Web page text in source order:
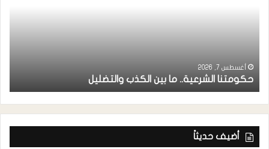
أغسطس 7, 2026
حكومتنا الشرعية.. ما بين الكذب والتضليل
أضيف حديثاً